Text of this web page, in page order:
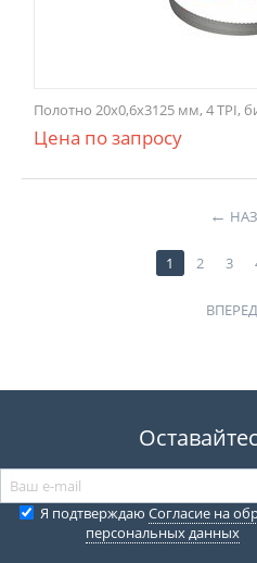
Полотно 20x0,6x3125 мм, 4 TPI,
Цена по запросу
1 2 3
ВПЕРЕД
Я подтверждаю Согласие на
персональных данных